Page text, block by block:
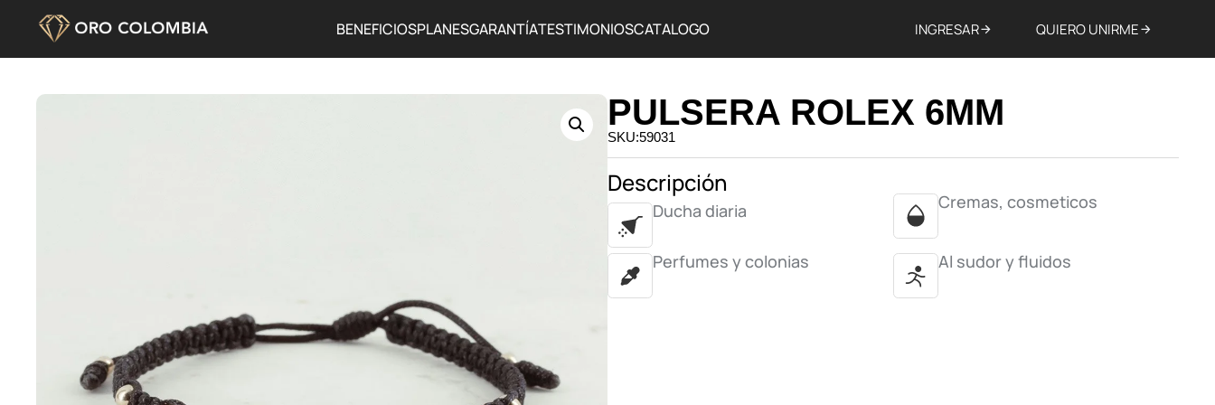
BENEFICIOSPLANESGARANTÍATESTIMONIOSCATALOGO INGRESAR QUIERO UNIRME
PULSERA ROLEX 6MM
SKU:59031
Descripción
Ducha diaria Cremas, cosmeticos
Perfumes y colonias Al sudor y fluidos